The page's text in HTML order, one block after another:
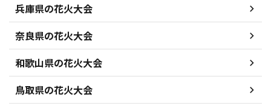
兵庫県の花火大会
奈良県の花火大会
和歌山県の花火大会
鳥取県の花火大会